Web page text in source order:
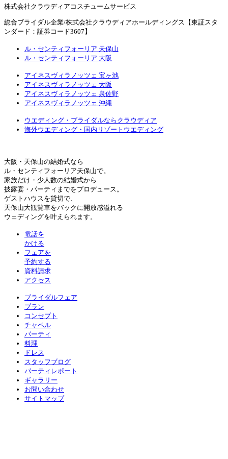
株式会社クラウディアコスチュームサービス
総合ブライダル企業/株式会社クラウディアホールディングス【東証スタ
ンダード：証券コード3607】
ル・センティフォーリア 天保山
ル・センティフォーリア 大阪
アイネスヴィラノッツェ 宝ヶ池
アイネスヴィラノッツェ 大阪
アイネスヴィラノッツェ 泉佐野
アイネスヴィラノッツェ 沖縄
ウエディング・ブライダルならクラウディア
海外ウエディング・国内リゾートウエディング
大阪・天保山の結婚式なら
ル・センティフォーリア天保山で。
家族だけ・少人数の結婚式から
披露宴・パーティまでをプロデュース。
ゲストハウスを貸切で、
天保山大観覧車をバックに開放感溢れる
ウェディングを叶えられます。
電話を
かける
フェアを
予約する
資料請求
アクセス
ブライダルフェア
プラン
コンセプト
チャペル
パーティ
料理
ドレス
スタッフブログ
パーティレポート
ギャラリー
お問い合わせ
サイトマップ